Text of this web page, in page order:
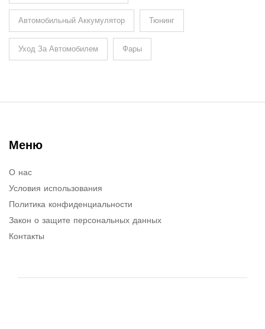
Автомобильный Аккумулятор Тюнинг
Уход За Автомобилем Фары
Меню
О нас
Условия использования
Политика конфиденциальности
Закон о защите персональных данных
Контакты